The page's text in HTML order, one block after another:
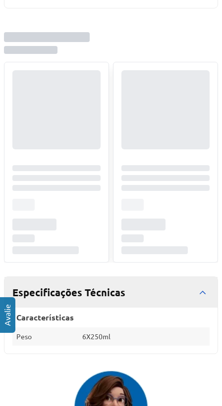
Especificações Técnicas
Características
Peso 6X250ml